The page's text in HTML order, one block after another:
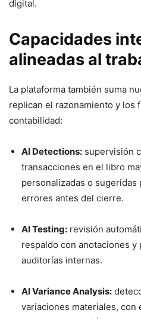
digital.
Capacidades
alineadas al
La plataforma también suma
replican el razonamiento y los
contabilidad:
AI Detections: supervisión
transacciones en el libro
personalizadas o
errores antes del cierre.
AI Testing: revisión
respaldo con anotaciones
auditorías internas.
AI Variance Analysis:
variaciones materiales, con